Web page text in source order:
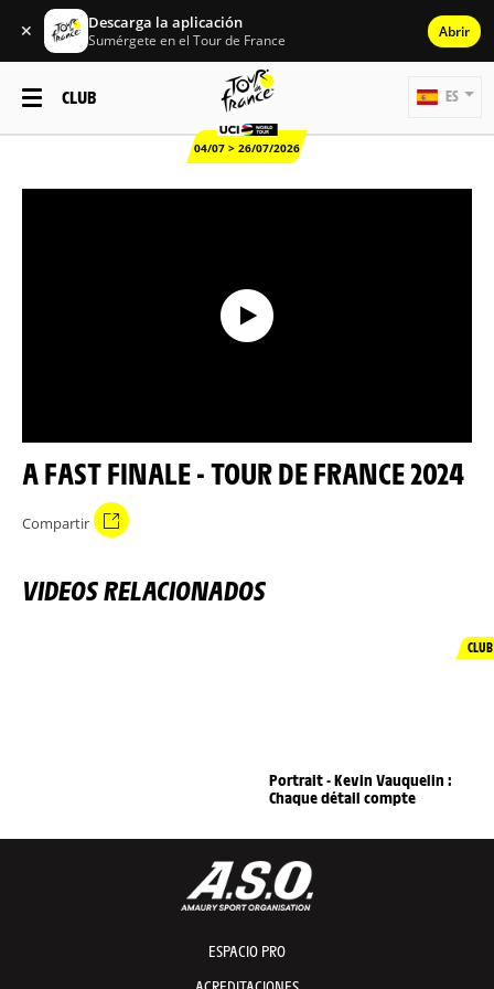
✕ Descarga la aplicación
Sumérgete en el Tour de France Abrir
CLUB
04/07 > 26/07/2026
ES
A FAST FINALE - TOUR DE FRANCE 2024
Compartir
VIDEOS RELACIONADOS
CLUB
Portrait - Kevin Vauquelin :
Chaque détail compte
ESPACIO PRO